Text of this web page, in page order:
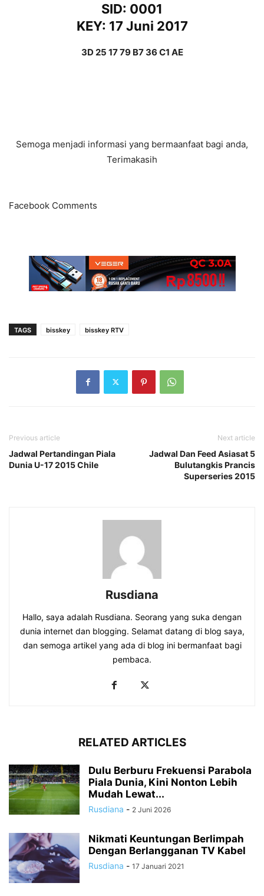
SID: 0001
KEY: 17 Juni 2017
3D 25 17 79 B7 36 C1 AE
Semoga menjadi informasi yang bermaanfaat bagi anda,
Terimakasih
Facebook Comments
TAGS bisskey bisskey RTV
Previous article
Jadwal Pertandingan Piala
Dunia U-17 2015 Chile
Next article
Jadwal Dan Feed Asiasat 5
Bulutangkis Prancis
Superseries 2015
Rusdiana
Hallo, saya adalah Rusdiana. Seorang yang suka dengan
dunia internet dan blogging. Selamat datang di blog saya,
dan semoga artikel yang ada di blog ini bermanfaat bagi
pembaca.
RELATED ARTICLES
Dulu Berburu Frekuensi Parabola
Piala Dunia, Kini Nonton Lebih
Mudah Lewat...
Rusdiana - 2 Juni 2026
Nikmati Keuntungan Berlimpah
Dengan Berlangganan TV Kabel
Rusdiana - 17 Januari 2021